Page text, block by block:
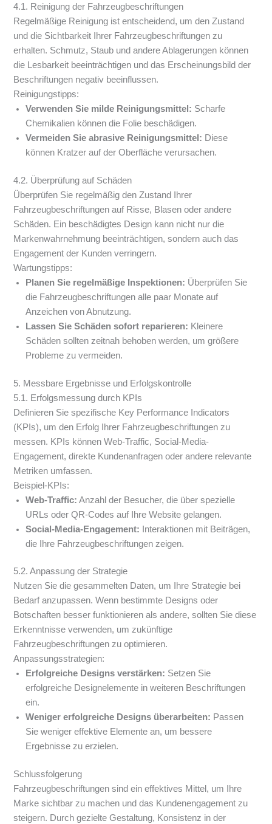
4.1. Reinigung der Fahrzeugbeschriftungen
Regelmäßige Reinigung ist entscheidend, um den Zustand
und die Sichtbarkeit Ihrer Fahrzeugbeschriftungen zu
erhalten. Schmutz, Staub und andere Ablagerungen können
die Lesbarkeit beeinträchtigen und das Erscheinungsbild der
Beschriftungen negativ beeinflussen.
Reinigungstipps:
Verwenden Sie milde Reinigungsmittel: Scharfe
Chemikalien können die Folie beschädigen.
Vermeiden Sie abrasive Reinigungsmittel: Diese
können Kratzer auf der Oberfläche verursachen.
4.2. Überprüfung auf Schäden
Überprüfen Sie regelmäßig den Zustand Ihrer
Fahrzeugbeschriftungen auf Risse, Blasen oder andere
Schäden. Ein beschädigtes Design kann nicht nur die
Markenwahrnehmung beeinträchtigen, sondern auch das
Engagement der Kunden verringern.
Wartungstipps:
Planen Sie regelmäßige Inspektionen: Überprüfen Sie
die Fahrzeugbeschriftungen alle paar Monate auf
Anzeichen von Abnutzung.
Lassen Sie Schäden sofort reparieren: Kleinere
Schäden sollten zeitnah behoben werden, um größere
Probleme zu vermeiden.
5. Messbare Ergebnisse und Erfolgskontrolle
5.1. Erfolgsmessung durch KPIs
Definieren Sie spezifische Key Performance Indicators
(KPIs), um den Erfolg Ihrer Fahrzeugbeschriftungen zu
messen. KPIs können Web-Traffic, Social-Media-
Engagement, direkte Kundenanfragen oder andere relevante
Metriken umfassen.
Beispiel-KPIs:
Web-Traffic: Anzahl der Besucher, die über spezielle
URLs oder QR-Codes auf Ihre Website gelangen.
Social-Media-Engagement: Interaktionen mit Beiträgen,
die Ihre Fahrzeugbeschriftungen zeigen.
5.2. Anpassung der Strategie
Nutzen Sie die gesammelten Daten, um Ihre Strategie bei
Bedarf anzupassen. Wenn bestimmte Designs oder
Botschaften besser funktionieren als andere, sollten Sie diese
Erkenntnisse verwenden, um zukünftige
Fahrzeugbeschriftungen zu optimieren.
Anpassungsstrategien:
Erfolgreiche Designs verstärken: Setzen Sie
erfolgreiche Designelemente in weiteren Beschriftungen
ein.
Weniger erfolgreiche Designs überarbeiten: Passen
Sie weniger effektive Elemente an, um bessere
Ergebnisse zu erzielen.
Schlussfolgerung
Fahrzeugbeschriftungen sind ein effektives Mittel, um Ihre
Marke sichtbar zu machen und das Kundenengagement zu
steigern. Durch gezielte Gestaltung, Konsistenz in der